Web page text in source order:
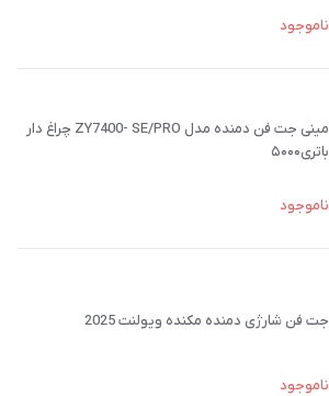
ناموجود
مینی جت فن دمنده مدل ZY7400- SE/PRO چراغ دار
باتری۵۰۰۰
ناموجود
جت فن شارژی دمنده مکنده ویولنت 2025
ناموجود